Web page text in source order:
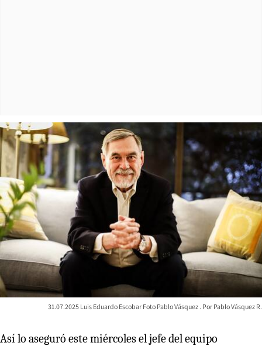
31.07.2025 Luis Eduardo Escobar Foto Pablo Vásquez Pablo Vásquez R.
Así lo aseguró este miércoles el jefe del equipo